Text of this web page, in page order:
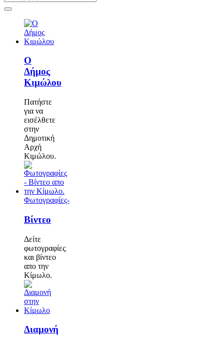
Ο
Δήμος
Κιμώλου
Πατήστε
για να
εισέλθετε
στην
Δημοτική
Αρχή
Κιμώλου.
Φωτογραφίες-
Βίντεο
Δείτε
φωτογραφίες
και βίντεο
απο την
Κίμωλο.
Διαμονή